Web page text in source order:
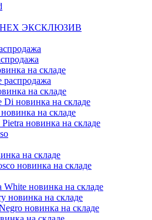
HEX ЭКСКЛЮЗИВ
на складе
распродажа
на складе
Di новинка на складе
на складе
новинка на складе
на складе
новинка на складе
White новинка на складе
новинка на складе
новинка на складе